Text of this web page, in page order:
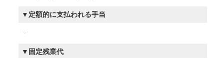
定額的に支払われる手当
-
固定残業代